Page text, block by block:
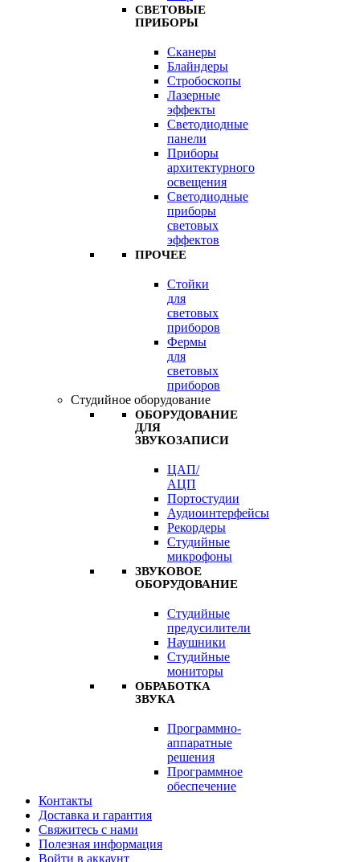
СВЕТОВЫЕ
ПРИБОРЫ
Сканеры
Блайндеры
Стробоскопы
Лазерные
эффекты
Светодиодные
панели
Приборы
архитектурного
освещения
Светодиодные
приборы
световых
эффектов
ПРОЧЕЕ
Стойки
для
световых
приборов
Фермы
для
световых
приборов
Студийное оборудование
ОБОРУДОВАНИЕ
ДЛЯ
ЗВУКОЗАПИСИ
ЦАП/
АЦП
Портостудии
Аудиоинтерфейсы
Рекордеры
Студийные
микрофоны
ЗВУКОВОЕ
ОБОРУДОВАНИЕ
Студийные
предусилители
Наушники
Студийные
мониторы
ОБРАБОТКА
ЗВУКА
Программно-
аппаратные
решения
Программное
обеспечение
Контакты
Доставка и гарантия
Свяжитесь с нами
Полезная информация
Войти в аккаунт